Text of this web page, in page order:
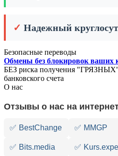
✓ Надежный
Безопасные переводы
Обмены без блокировок ваших
БЕЗ риска получения
банковского счета
О нас
Отзывы о нас на
✅ BestChange ✅ MMGP
✅ Bits.media ✅